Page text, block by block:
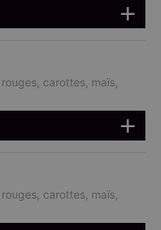
carottes, maïs,
carottes, maïs,